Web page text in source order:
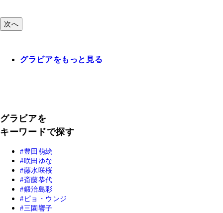
次へ
グラビアをもっと見る
グラビアを
キーワードで探す
豊田萌絵
咲田ゆな
藤水咲桜
斎藤恭代
鍛治島彩
ピョ・ウンジ
三園響子